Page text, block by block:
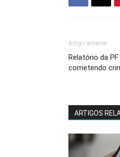
Artigo anterior
Relatório da
cometendo
ARTIGOS